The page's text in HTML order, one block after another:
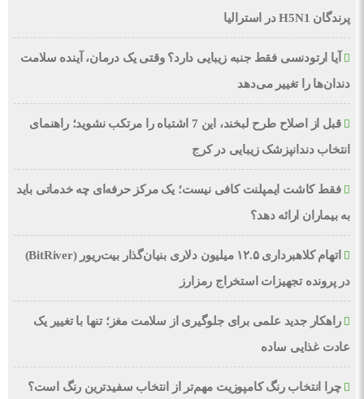
پرندگان H5N1 در استرالیا
آیا ارتودنسی فقط جنبه زیبایی دارد؟ وقتی یک درمان، آینده سلامت
دندان‌ها را تغییر می‌دهد
قبل از اصلاح طرح لبخند، این 7 اشتباه را مرتکب نشوید؛ راهنمای
انتخاب دندانپزشک زیبایی در کرج
فقط کاشت ایمپلنت کافی نیست؛ یک مرکز حرفه‌ای چه خدماتی باید
به بیماران ارائه دهد؟
اتهام کلاهبرداری ۱۲.۵ میلیون دلاری بنیان‌گذار بیت‌ریور (BitRiver)
در پرونده تجهیزات استخراج رمزارز
راهکار جدید علمی برای جلوگیری از سلامت مغز؛ تنها با تغییر یک
عادت غذایی ساده
چرا انتخاب رنگ کامپوزیت مهم‌تر از انتخاب سفیدترین رنگ است؟